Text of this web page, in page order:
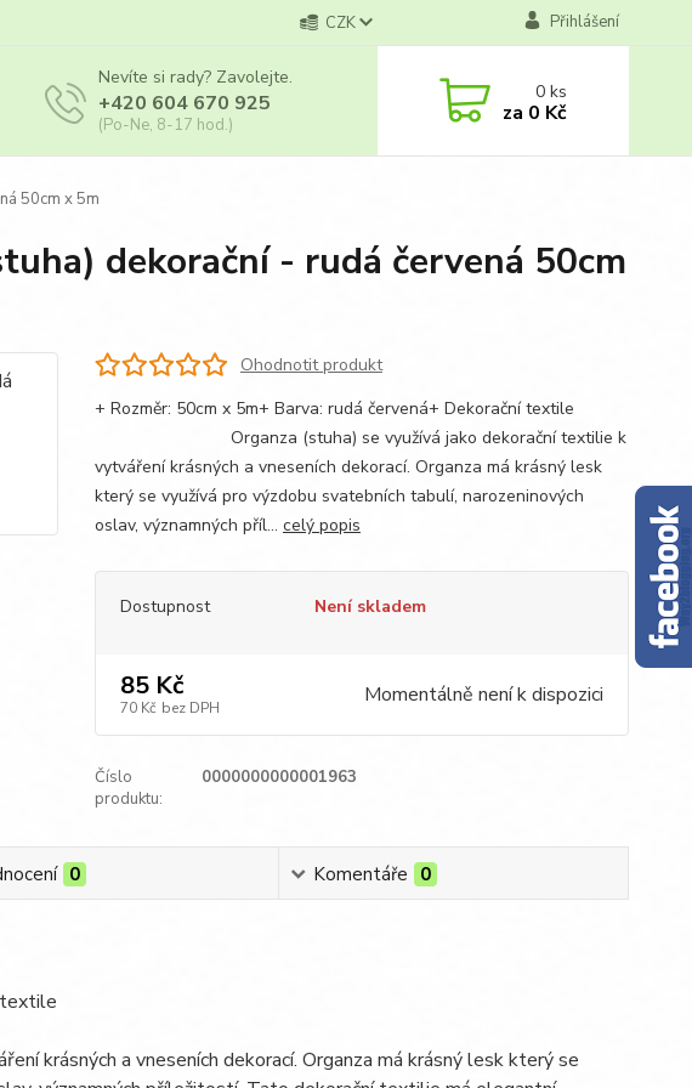
CZK Přihlášení
Nevíte si rady? Zavolejte.
+420 604 670 925
(Po-Ne, 8-17 hod.)
0ks
za 0 Kč
50cm x 5m
dekorační - rudá červená 50cm
Ohodnotit produkt
+ Rozměr: 50cm x 5m+ Barva: rudá červená+ Dekorační textile
Organza (stuha) se využívá jako dekorační textilie k
vytváření krásných a vneseních dekorací. Organza má krásný lesk
který se využívá pro výzdobu svatebních tabulí, narozeninových
oslav, významných příl... celý popis
Dostupnost Není skladem
85 Kč
70 Kč bez DPH Momentálně není k dispozici
Číslo
produktu:
0000000000001963
0 Komentáře 0
textile
krásných a vneseních dekorací. Organza má krásný lesk který se